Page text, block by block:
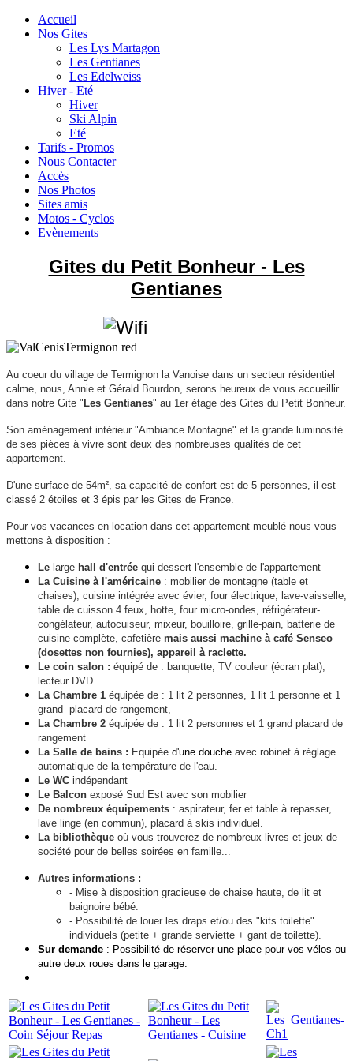
Accueil
Nos Gites
Les Lys Martagon
Les Gentianes
Les Edelweiss
Hiver - Eté
Hiver
Ski Alpin
Eté
Tarifs - Promos
Nous Contacter
Accès
Nos Photos
Sites amis
Motos - Cyclos
Evènements
Gites du Petit Bonheur - Les
Gentianes
Au coeur du village de Termignon la Vanoise dans un secteur résidentiel
calme, nous, Annie et Gérald Bourdon, serons heureux de vous accueillir
dans notre Gite " Les Gentianes" au 1er étage des Gites du Petit Bonheur.
Son aménagement intérieur "Ambiance Montagne" et la grande luminosité
de ses pièces à vivre sont deux des nombreuses qualités de cet
appartement.
D'une surface de 54m², sa capacité de confort est de 5 personnes, il est
classé 2 étoiles et 3 épis par les Gites de France.
Pour vos vacances en location dans cet appartement meublé nous vous
mettons à disposition :
Le large hall d'entrée qui dessert l'ensemble de l'appartement
La Cuisine à l'américaine : mobilier de montagne (table et
chaises), cuisine intégrée avec évier, four électrique, lave-vaisselle,
table de cuisson 4 feux, hotte, four micro-ondes, réfrigérateur-
congélateur, autocuiseur, mixeur, bouilloire, grille-pain, batterie de
cuisine complète , cafetière mais aussi machine à café Senseo
(dosettes non fournies), appareil à raclette.
Le coin salon : équipé de : banquette, TV couleur (écran plat),
lecteur DVD.
La Chambre 1 équipée de : 1 lit 2 personnes, 1 lit 1 personne et 1
grand placard de rangement,
La Chambre 2 équipée de : 1 lit 2 personnes et 1 grand placard de
rangement
La Salle de bains : Equipée d'une douche avec robinet à réglage
automatique de la température de l'eau.
Le WC indépendant
Le Balcon exposé Sud Est avec son mobilier
De nombreux équipements : aspirateur, fer et table à repasser,
lave linge (en commun), placard à skis individuel.
La bibliothèque où vous trouverez de nombreux livres et jeux de
société pour de belles soirées en famille...
Autres informations :
- Mise à disposition gracieuse de chaise haute, de lit et
baignoire bébé.
- Possibilité de louer les draps et/ou des "kits toilette"
individuels (petite + grande serviette + gant de toilette).
Sur demande : Possibilité de réserver une place pour vos vélos ou
autre deux roues dans le garage